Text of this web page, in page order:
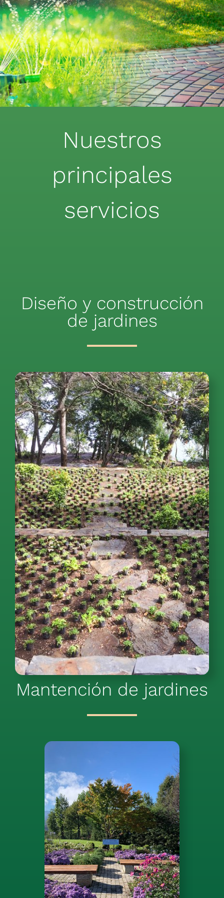
Nuestros
principales
servicios
Diseño y construcción
de jardines
Mantención de jardines